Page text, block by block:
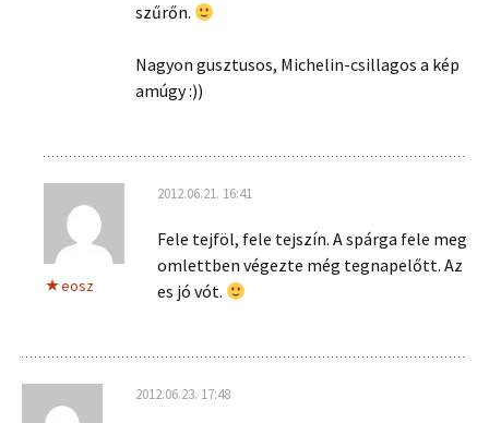
szűrőn.
Nagyon gusztusos, Michelin-csillagos a kép
amúgy :))
eosz
2012.06.21. 16:41
Fele tejföl, fele tejszín. A spárga fele meg
omlettben végezte még tegnapelőtt. Az
es jó vót.
2012.06.23. 17:48